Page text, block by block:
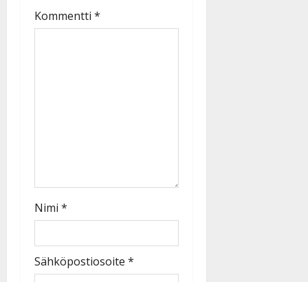
Kommentti *
Nimi *
Sähköpostiosoite *